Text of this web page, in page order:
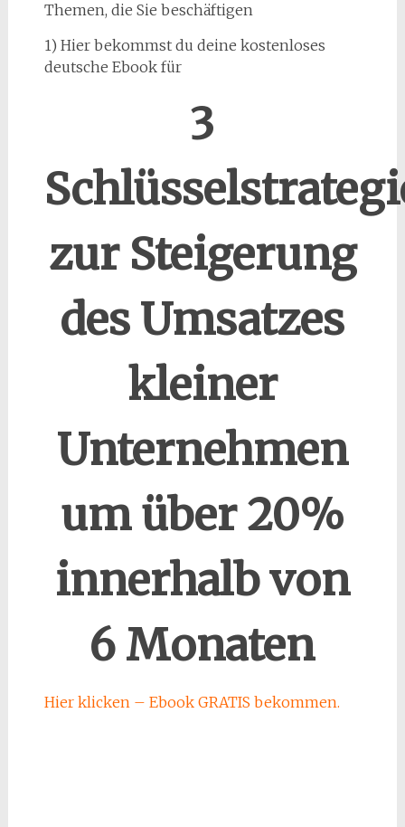
Themen, die Sie beschäftigen
1) Hier bekommst du deine kostenloses
deutsche Ebook für
3
zur Steigerung
des Umsatzes
kleiner
Unternehmen
um über 20%
innerhalb von
6 Monaten
Hier klicken – Ebook GRATIS bekommen.